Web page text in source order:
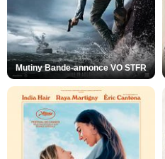
Mutiny Bande-annonce VO STFR